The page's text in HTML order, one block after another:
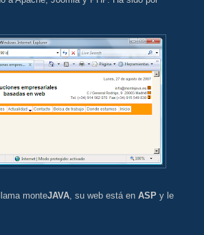
monteJAVA, su web está en ASP y le